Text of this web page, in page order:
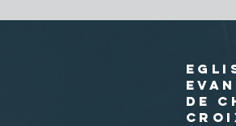
DE